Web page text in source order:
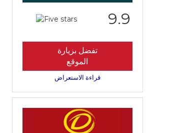
9.9
تفضل بزيارة
الموقع
قراءة الاستعراض